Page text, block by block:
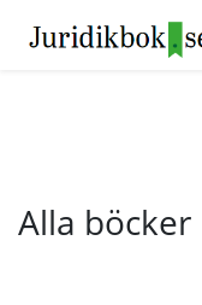
Alla böcker